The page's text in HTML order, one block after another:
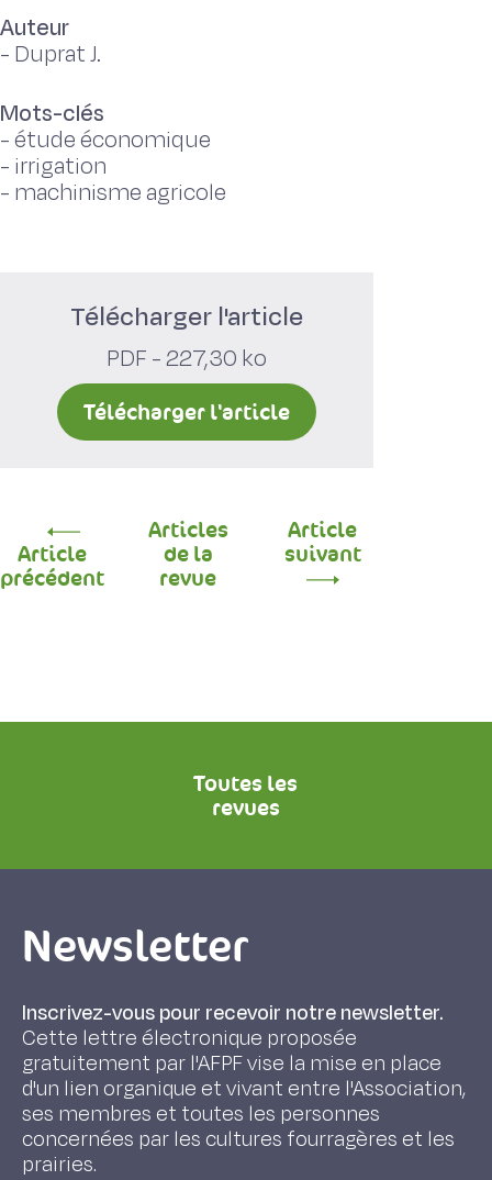
Auteur
- Duprat J.
Mots-clés
-étude économique
- irrigation
- machinisme agricole
Télécharger l'article
PDF - 227,30 ko
Télécharger l'article
Article
précédent
Articles
de la
revue
Article
suivant
Toutes les
revues
Newsletter
Inscrivez-vous pour recevoir notre newsletter.
Cette lettre électronique proposée
gratuitement par l'AFPF vise la mise en place
d'un lien organique et vivant entre l'Association,
ses membres et toutes les personnes
concernées par les cultures fourragères et les
prairies.